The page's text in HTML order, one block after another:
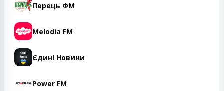
Перець ФМ
Melodia FM
Єдині Новини
Power FM